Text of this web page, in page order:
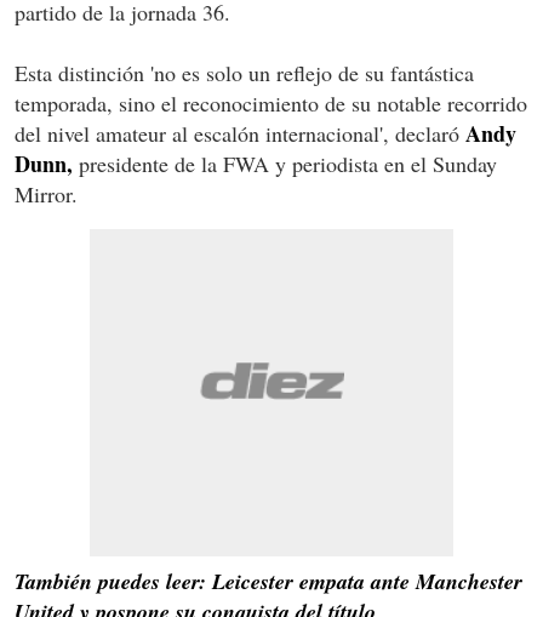
partido de la jornada 36.
Esta distinción 'no es solo un reflejo de su fantástica
temporada, sino el reconocimiento de su notable recorrido
del nivel amateur al escalón internacional', declaró Andy
Dunn, presidente de la FWA y periodista en el Sunday
Mirror.
También puedes leer: Leicester empata ante Manchester